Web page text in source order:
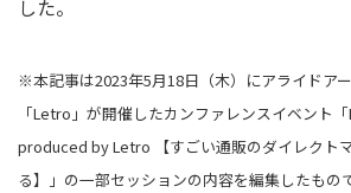
した。
※本記事は2023年5月18日（木）にアライドア
「Letro」が開催したカンファレンスイベント
produced by Letro 【すごい通販のダイレクト
る】」の一部セッションの内容を編集したもので